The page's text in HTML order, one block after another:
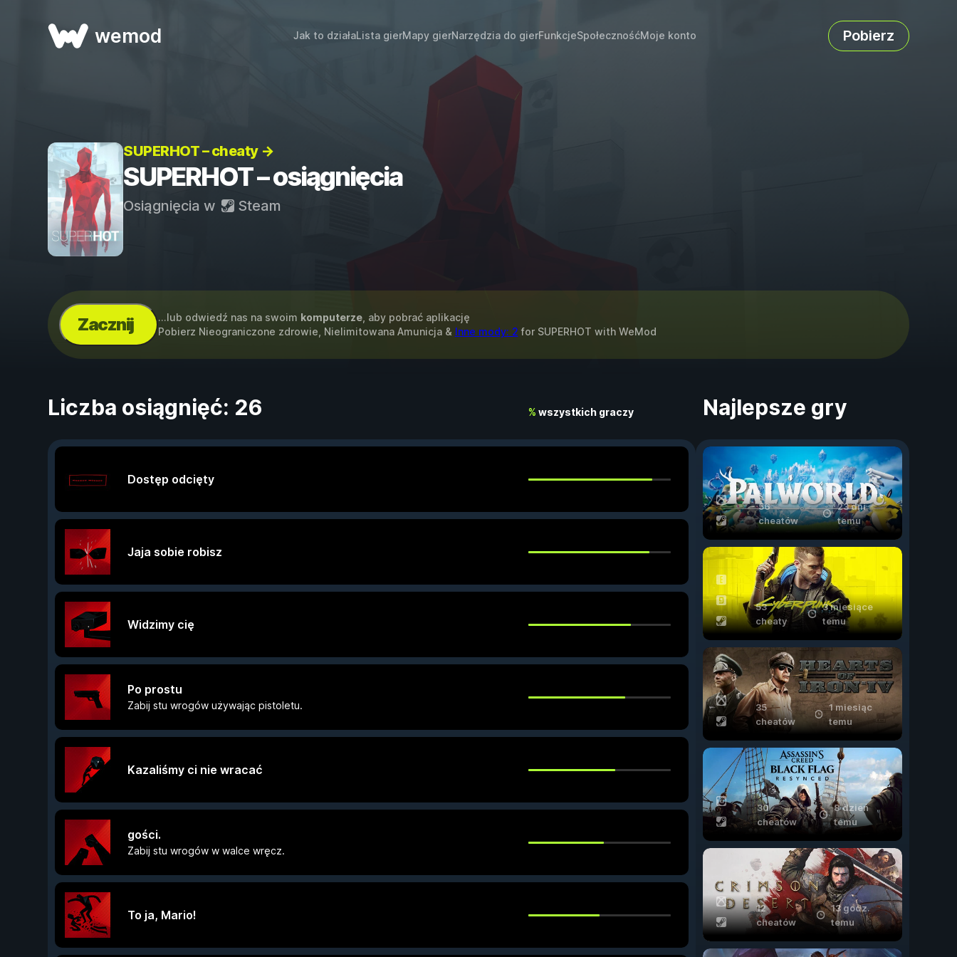
wemod Jak to działaLista gierMapy gierNarzędzia do gierFunkcjeSpołecznośćMoje konto Pobierz
SUPERHOT – cheaty →
SUPERHOT – osiągnięcia
Osiągnięcia w Steam
Zacznij ...lub odwiedź nas na swoim komputerze, aby pobrać aplikację
Pobierz Nieograniczone zdrowie, Nielimitowana Amunicja & Inne mody: 2 for SUPERHOT with WeMod
Liczba osiągnięć: 26 % wszystkich graczy
Dostęp odcięty
Jaja sobie robisz
Widzimy cię
Po prostu
Zabij stu wrogów używając pistoletu.
Kazaliśmy ci nie wracać
gości.
Zabij stu wrogów w walce wręcz.
To ja, Mario!
Najlepsze gry
56
cheatów
23 dni
temu
53
cheaty
3 miesiące
temu
35
cheatów
1 miesiąc
temu
30
cheatów
8 dzień
temu
12
cheatów
13 godz.
temu